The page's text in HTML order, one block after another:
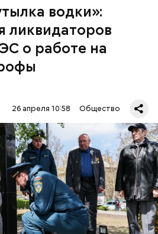
водки»:
ликвидаторов
о работе на
26 апреля 10:58 Общество
обороны Московского
Макеев в 1986 году служил в
полку
На тот момент, когда
Чернобыльской атомной
лет.
полк. Построились. Сказали,
мобильный отряд. Через
в сторону
Макеев.
ИСТОРИЯ